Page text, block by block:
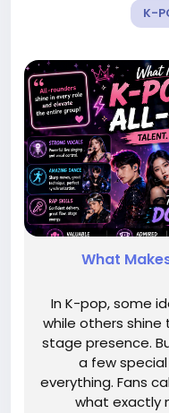
🌟 What
In K-pop, some
while others shine
stage presence.
a few
everything. Fans
what exactly